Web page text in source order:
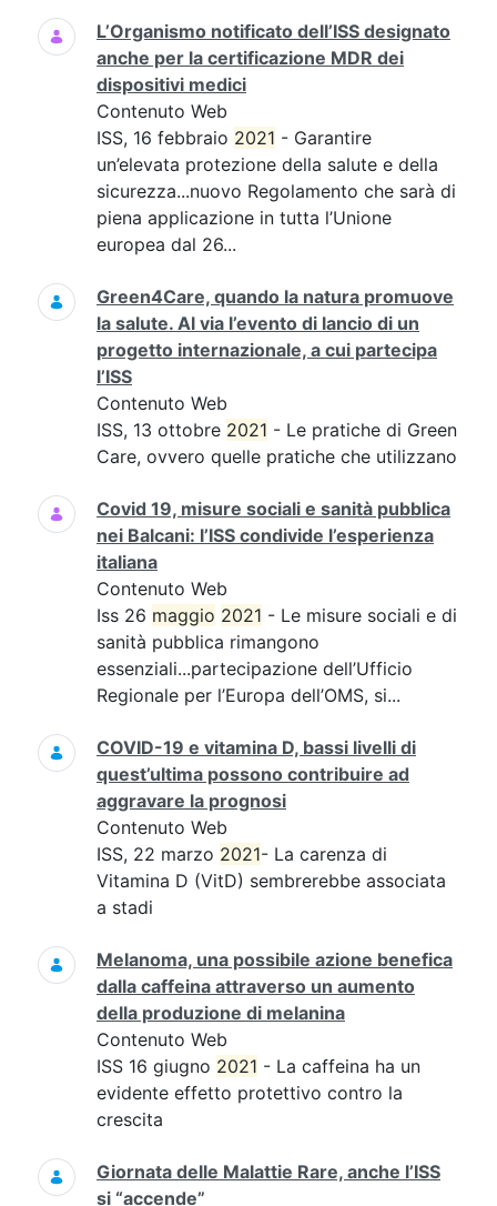
L’Organismo notificato dell’ISS designato
anche per la certificazione MDR dei
dispositivi medici
Contenuto Web
ISS, 16 febbraio 2021 - Garantire
un’elevata protezione della salute e della
sicurezza...nuovo Regolamento che sarà di
piena applicazione in tutta l’Unione
europea dal 26...
Green4Care, quando la natura promuove
la salute. Al via l’evento di lancio di un
progetto internazionale, a cui partecipa
l’ISS
Contenuto Web
ISS, 13 ottobre 2021 - Le pratiche di Green
Care, ovvero quelle pratiche che utilizzano
Covid 19, misure sociali e sanità pubblica
nei Balcani: l’ISS condivide l’esperienza
italiana
Contenuto Web
Iss 26 maggio 2021 - Le misure sociali e di
sanità pubblica rimangono
essenziali...partecipazione dell’Ufficio
Regionale per l’Europa dell’OMS, si...
COVID-19 e vitamina D, bassi livelli di
quest’ultima possono contribuire ad
aggravare la prognosi
Contenuto Web
ISS, 22 marzo 2021- La carenza di
Vitamina D (VitD) sembrerebbe associata
a stadi
Melanoma, una possibile azione benefica
dalla caffeina attraverso un aumento
della produzione di melanina
Contenuto Web
ISS 16 giugno 2021 - La caffeina ha un
evidente effetto protettivo contro la
crescita
Giornata delle Malattie Rare, anche l’ISS
si “accende”